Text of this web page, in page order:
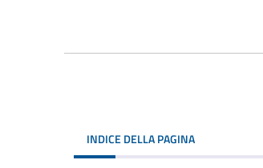
INDICE DELLA PAGINA